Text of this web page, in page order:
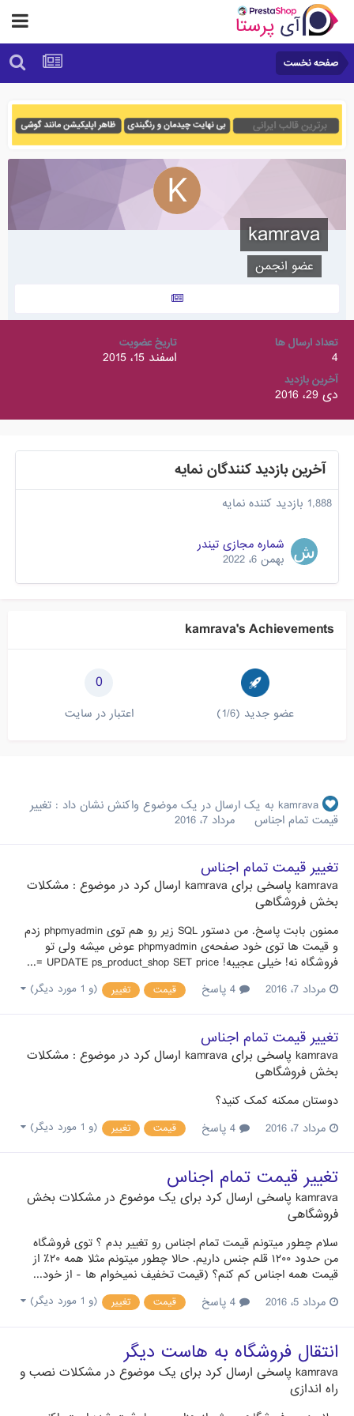
صفحه نخست
kamrava
عضو انجمن
تعداد ارسال ها
4
تاریخ عضویت
اسفند 15، 2015
آخرین بازدید
دی 29، 2016
آخرین بازدید کنندگان نمایه
1,888 بازدید کننده نمایه
شماره مجازی تیندر
بهمن 6، 2022
kamrava's Achievements
عضو جدید (1/6)
0
اعتبار در سایت
kamrava به یک ارسال در یک موضوع واکنش نشان داد : تغییر
قیمت تمام اجناس
مرداد 7، 2016
تغییر قیمت تمام اجناس
kamrava پاسخی برای kamrava ارسال کرد در موضوع : مشکلات
بخش فروشگاهی
ممنون بابت پاسخ. من دستور SQL زیر رو هم توی phpmyadmin زدم
و قیمت ها توی خود صفحه‌ی phpmyadmin عوض میشه ولی تو
فروشگاه نه! خیلی عجیبه! UPDATE ps_product_shop SET price =...
مرداد 7، 2016
قیمت تغییر (و 1 مورد دیگر)
تغییر قیمت تمام اجناس
kamrava پاسخی برای kamrava ارسال کرد در موضوع : مشکلات
بخش فروشگاهی
دوستان ممکنه کمک کنید؟
مرداد 7، 2016
قیمت تغییر (و 1 مورد دیگر)
تغییر قیمت تمام اجناس
kamrava پاسخی ارسال کرد برای یک موضوع در مشکلات بخش
فروشگاهی
سلام چطور میتونم قیمت تمام اجناس رو تغییر بدم ؟ توی فروشگاه
من حدود ۱۲۰۰ قلم جنس داریم. حالا چطور میتونم مثلا همه ۲۰٪ از
قیمت همه اجناس کم کنم؟ (قیمت تخفیف نمیخوام ها - از خود...
مرداد 5، 2016
قیمت تغییر (و 1 مورد دیگر)
انتقال فروشگاه به هاست دیگر
kamrava پاسخی ارسال کرد برای یک موضوع در مشکلات نصب و
راه اندازی